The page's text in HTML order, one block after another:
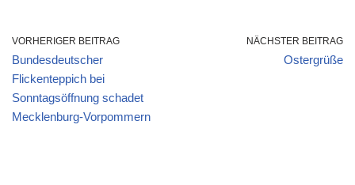
VORHERIGER BEITRAG
Bundesdeutscher
Flickenteppich bei
Sonntagsöffnung schadet
Mecklenburg-Vorpommern
NÄCHSTER BEITRAG
Ostergrüße